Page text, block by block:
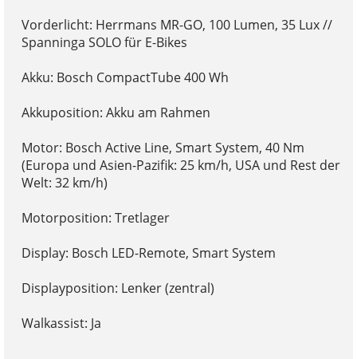
Vorderlicht: Herrmans MR-GO, 100 Lumen, 35 Lux //
Spanninga SOLO für E-Bikes
Akku: Bosch CompactTube 400 Wh
Akkuposition: Akku am Rahmen
Motor: Bosch Active Line, Smart System, 40 Nm
(Europa und Asien-Pazifik: 25 km/h, USA und Rest der
Welt: 32 km/h)
Motorposition: Tretlager
Display: Bosch LED-Remote, Smart System
Displayposition: Lenker (zentral)
Walkassist: Ja